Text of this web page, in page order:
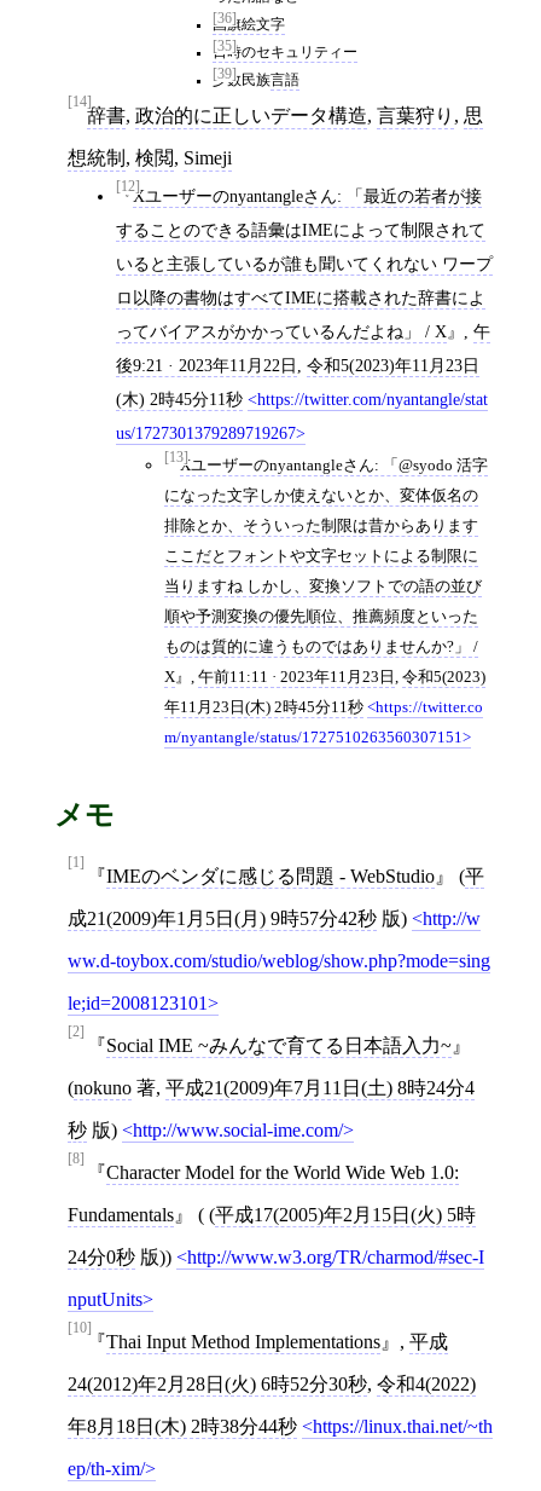
[36]
国旗絵文字
[35]
日時のセキュリティー
[39]
少数民族言語
[14]
辞書, 政治的に正しいデータ構造, 言葉狩り , 思
想統制 , 検閲, Simeji
[12]Xユーザーのnyantangleさん: 「最近の若者が接
することのできる語彙はIMEによって制限されて
いると主張しているが誰も聞いてくれない ワープ
ロ以降の書物はすべてIMEに搭載された辞書によ
ってバイアスがかかっているんだよね」 / X
午
後9:21 · 2023年11月22日
令和5(2023)年11月23日
(木) 2時45分11秒
https://twitter.com/nyantangle/stat
us/1727301379289719267
[13]Xユーザーのnyantangleさん: 「@syodo 活字
になった文字しか使えないとか、変体仮名の
排除とか、そういった制限は昔からあります
ここだとフォントや文字セットによる制限に
当りますね しかし、変換ソフトでの語の並び
順や予測変換の優先順位、推薦頻度といった
ものは質的に違うものではありませんか?」 /
X
, 午前11:11 · 2023年11月23日 , 令和5(2023)
年11月23日(木) 2時45分11秒
https://twitter.co
m/nyantangle/status/1727510263560307151
メモ
[1]
IMEのベンダに感じる問題 - WebStudio (平
成21(2009)年1月5日(月) 9時57分42秒 版) http://w
ww.d-toybox.com/studio/weblog/show.php?mode=sing
le;id=2008123101
[2]
Social IME ~みんなで育てる日本語入力~
(nokuno 著, 平成21(2009)年7月11日(土) 8時24分4
秒 版) http://www.social-ime.com/
[8]
Character Model for the World Wide Web 1.0:
Fundamentals ( (平成17(2005)年2月15日(火) 5時
24分0秒 版)) http://www.w3.org/TR/charmod/#sec-I
nputUnits
[10]
Thai Input Method Implementations , 平成
24(2012)年2月28日(火) 6時52分30秒, 令和4(2022)
年8月18日(木) 2時38分44秒 https://linux.thai.net/~th
ep/th-xim/